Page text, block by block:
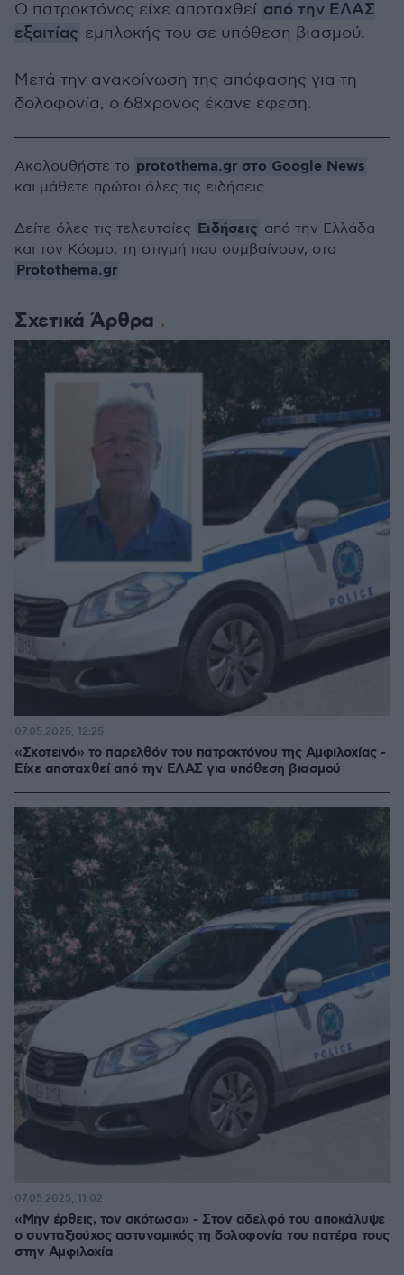
Ο πατροκτόνος είχε αποταχθεί από την ΕΛΑΣ
εξαιτίας εμπλοκής του σε υπόθεση βιασμού.
Μετά την ανακοίνωση της απόφασης για τη
δολοφονία, ο 68χρονος έκανε έφεση.
Σχετικά Άρθρα
«Σκοτεινό» το παρελθόν του πατροκτόνου της Αμφιλοχίας -
Είχε αποταχθεί από την ΕΛΑΣ για υπόθεση βιασμού
07.05.2025, 12:25
«Μην έρθεις, τον σκότωσα» - Στον αδελφό του αποκάλυψε
ο συνταξιούχος αστυνομικός τη δολοφονία του πατέρα τους
στην Αμφιλοχία
07.05.2025, 11:02
Ακολουθήστε το protothema.gr στο Google News
και μάθετε πρώτοι όλες τις ειδήσεις
Δείτε όλες τις τελευταίες Ειδήσεις από την Ελλάδα
και τον Κόσμο, τη στιγμή που συμβαίνουν, στο
Protothema.gr